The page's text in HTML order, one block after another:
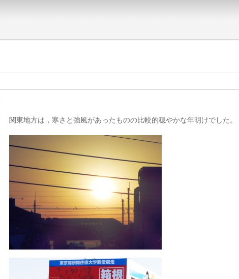
関東地方は，寒さと強風があったものの比較的穏やかな年明けでした。